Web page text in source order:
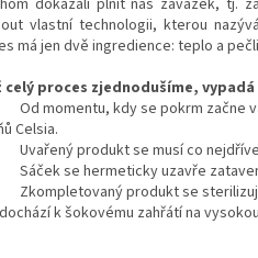
vlastní technologii, kterou
má jen dvě ingredience: teplo a
celý proces zjednodušíme,
momentu, kdy se pokrm začne
Celsia.
produkt se musí co nejdříve
se hermeticky uzavře
produkt se sterilizuje
k šokovému zahřátí na